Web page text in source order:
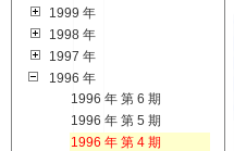
1999 年
1998 年
1997 年
1996 年
1996 年 第 6 期
1996 年 第 5 期
1996 年 第 4 期